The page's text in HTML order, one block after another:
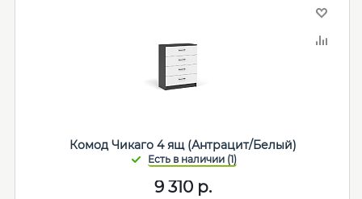
Комод Чикаго 4 ящ (Антрацит/Белый)
9 310р.